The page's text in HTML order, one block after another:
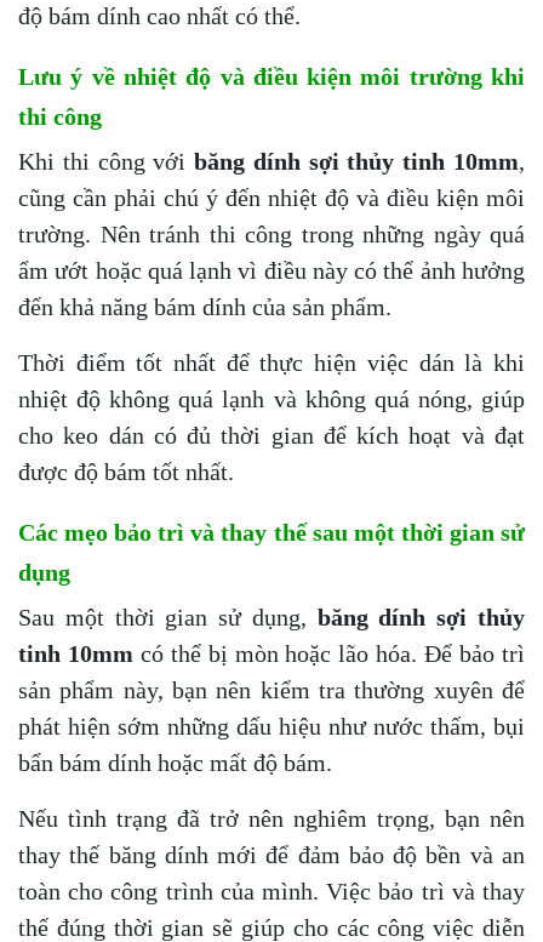
độ bám dính cao nhất có thể.
Lưu ý về nhiệt độ và điều kiện môi trường khi
thi công
Khi thi công vớibăng dính sợi thủy tinh 10mm,
cũng cần phải chú ý đến nhiệt độ và điều kiện môi
trường. Nên tránh thi công trong những ngày quá
ẩm ướt hoặc quá lạnh vì điều này có thể ảnh hưởng
đến khả năng bám dính của sản phẩm.
Thời điểm tốt nhất để thực hiện việc dán là khi
nhiệt độ không quá lạnh và không quá nóng, giúp
cho keo dán có đủ thời gian để kích hoạt và đạt
được độ bám tốt nhất.
Các mẹo bảo trì và thay thế sau một thời gian sử
dụng
Sau một thời gian sử dụng, băng dính sợi thủy
tinh 10mm có thể bị mòn hoặc lão hóa. Để bảo trì
sản phẩm này, bạn nên kiểm tra thường xuyên để
phát hiện sớm những dấu hiệu như nước thấm, bụi
bẩn bám dính hoặc mất độ bám.
Nếu tình trạng đã trở nên nghiêm trọng, bạn nên
thay thế băng dính mới để đảm bảo độ bền và an
toàn cho công trình của mình. Việc bảo trì và thay
thế đúng thời gian sẽ giúp cho các công việc diễn